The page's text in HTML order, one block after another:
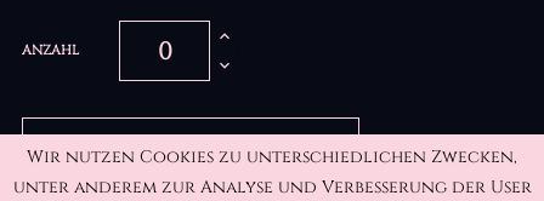
Wir nutzen Cookies zu unterschiedlichen Zwecken,
unter anderem zur Analyse und Verbesserung der User
ANZAHL
IN DEN WARENKORB LEGEN